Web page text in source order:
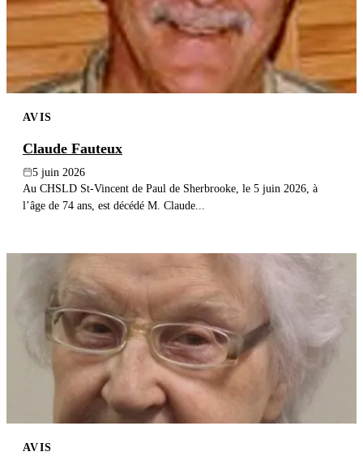
AVIS
Claude Fauteux
5 juin 2026
Au CHSLD St-Vincent de Paul de Sherbrooke, le 5 juin 2026, à
l’âge de 74 ans, est décédé M. Claude...
AVIS